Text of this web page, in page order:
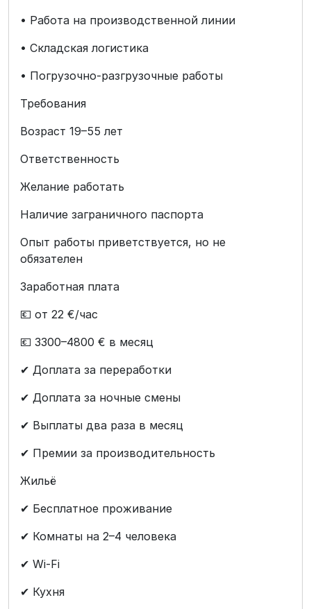
• Работа на производственной линии
• Складская логистика
• Погрузочно-разгрузочные работы
Требования
Возраст 19–55 лет
Ответственность
Желание работать
Наличие заграничного паспорта
Опыт работы приветствуется, но не
обязателен
Заработная плата
💶 от 22 €/час
💶 3300–4800 € в месяц
✔ Доплата за переработки
✔ Доплата за ночные смены
✔ Выплаты два раза в месяц
✔ Премии за производительность
Жильё
✔ Бесплатное проживание
✔ Комнаты на 2–4 человека
✔ Wi-Fi
✔ Кухня